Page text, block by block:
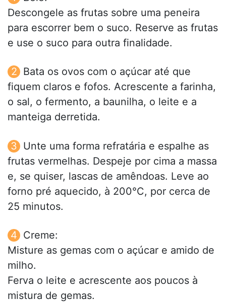
Descongele as frutas sobre uma peneira
para escorrer bem o suco. Reserve as frutas
e use o suco para outra finalidade.
Bata os ovos com o açúcar até que
fiquem claros e fofos. Acrescente a farinha,
o sal, o fermento, a baunilha, o leite e a
manteiga derretida.
Unte uma forma refratária e espalhe as
frutas vermelhas. Despeje por cima a massa
e, se quiser, lascas de amêndoas. Leve ao
forno pré aquecido, à 200°C, por cerca de
25 minutos.
Creme:
Misture as gemas com o açúcar e amido de
milho.
Ferva o leite e acrescente aos poucos à
mistura de gemas.